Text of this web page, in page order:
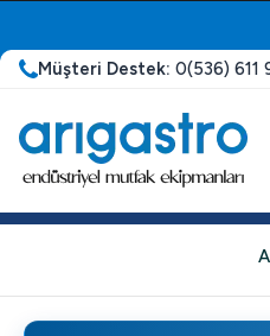
Müşteri Destek: 0(536) 611